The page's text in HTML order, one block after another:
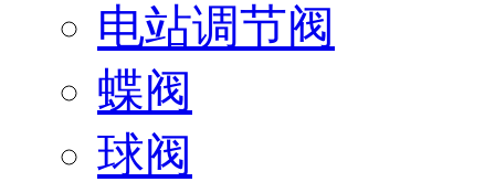
电站调节阀
蝶阀
球阀